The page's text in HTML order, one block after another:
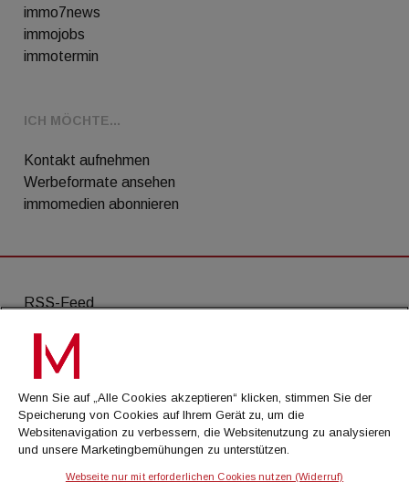
immo7news
immojobs
immotermin
ICH MÖCHTE...
Kontakt aufnehmen
Werbeformate ansehen
immomedien abonnieren
RSS-Feed
AGB
Datenschutz
Kontakt
Impressum
Wenn Sie auf „Alle Cookies akzeptieren“ klicken, stimmen Sie der
Speicherung von Cookies auf Ihrem Gerät zu, um die
Websitenavigation zu verbessern, die Websitenutzung zu analysieren
und unsere Marketingbemühungen zu unterstützen.
Webseite nur mit erforderlichen Cookies nutzen (Widerruf)